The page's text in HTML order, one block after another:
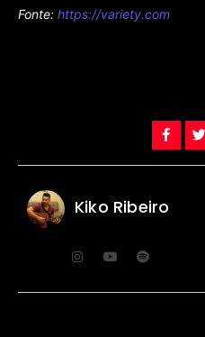
Fonte: https://variety.com
Kiko Ribeiro